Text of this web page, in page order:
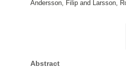
Andersson, Filipand Larsson,
Abstract